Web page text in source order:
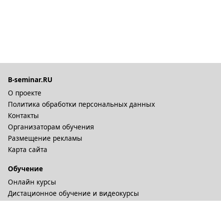
B-seminar.RU
О проекте
Политика обработки персональных данных
Контакты
Организаторам обучения
Размещение рекламы
Карта сайта
Обучение
Онлайн курсы
Дистационное обучение и видеокурсы